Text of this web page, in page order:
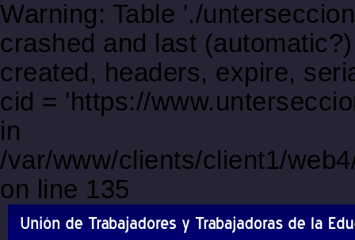
Warning: Table './
crashed and last
created, headers, expire,
cid = 'https://
in
/var/www/clients/client1/
on line 135